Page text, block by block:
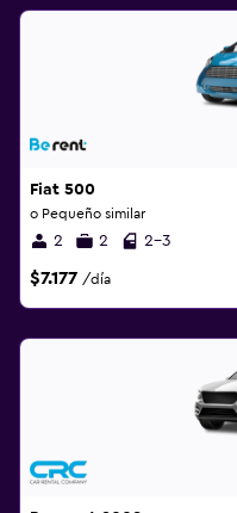
Fiat 500
o Pequeño similar
2 2 2-3
$7.177 /día